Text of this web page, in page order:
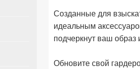
Созданные для
идеальным
подчеркнут ваш образ
Обновите свой